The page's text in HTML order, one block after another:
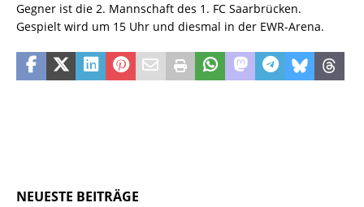
Gegner ist die 2. Mannschaft des 1. FC Saarbrücken.
Gespielt wird um 15 Uhr und diesmal in der EWR-Arena.
NEUESTE BEITRÄGE